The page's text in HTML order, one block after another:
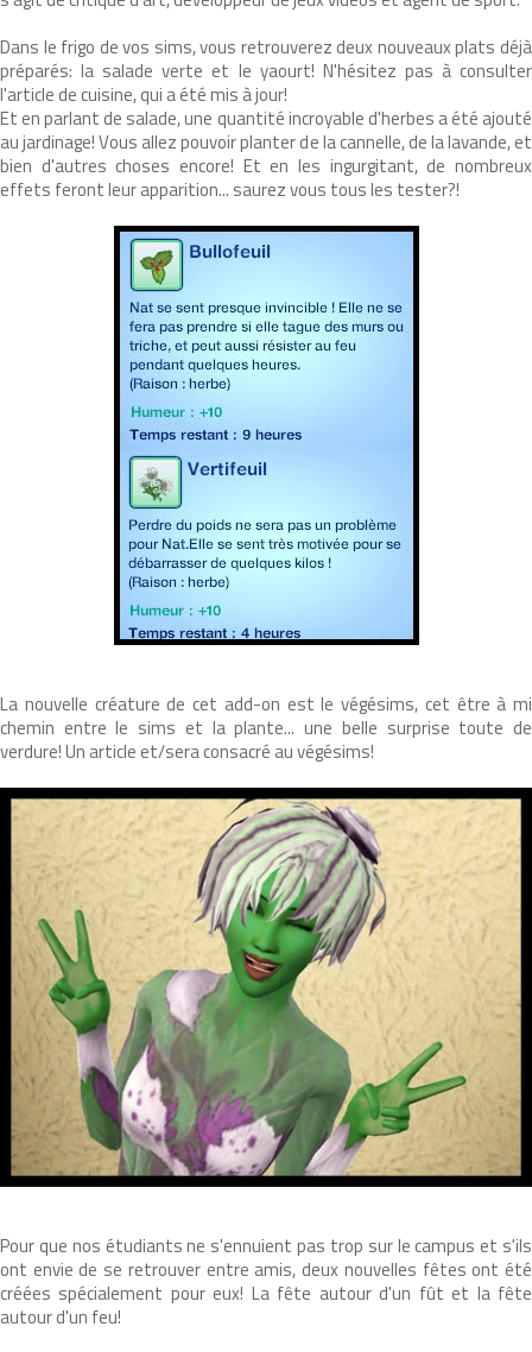
Dans le frigo de vos sims, vous retrouverez deux nouveaux plats déjà
préparés: la salade verte et le yaourt! N'hésitez pas à consulter
l'article de cuisine, qui a été mis à jour!
Et en parlant de salade, une quantité incroyable d'herbes a été ajouté
au jardinage! Vous allez pouvoir planter de la cannelle, de la lavande, et
bien d'autres choses encore! Et en les ingurgitant, de nombreux
effets feront leur apparition... saurez vous tous les tester?!
La nouvelle créature de cet add-on est le végésims, cet être à mi
chemin entre le sims et la plante... une belle surprise toute de
verdure! Un article et/sera consacré au végésims!
Pour que nos étudiants ne s'ennuient pas trop sur le campus et s'ils
ont envie de se retrouver entre amis, deux nouvelles fêtes ont été
créées spécialement pour eux! La fête autour d'un fût et la fête
autour d'un feu!